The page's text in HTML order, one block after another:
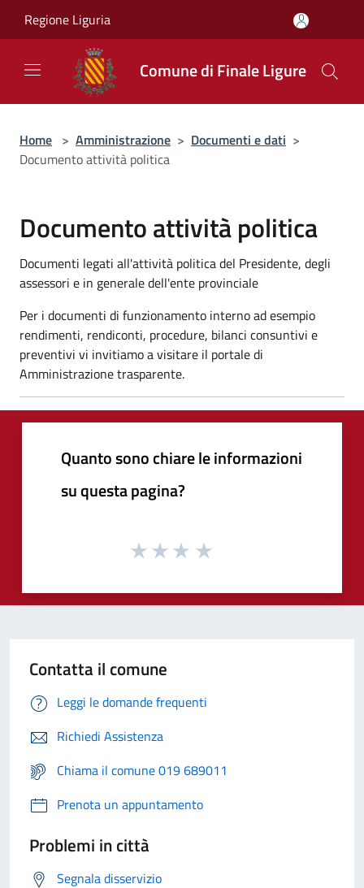
Regione Liguria
Comune di Finale Ligure
Home > Amministrazione > Documenti e dati >
Documento attività politica
Documento attività politica
Documenti legati all'attività politica del Presidente, degli
assessori e in generale dell'ente provinciale
Per i documenti di funzionamento interno ad esempio
rendimenti, rendiconti, procedure, bilanci consuntivi e
preventivi vi invitiamo a visitare il portale di
Amministrazione trasparente.
Quanto sono chiare le informazioni
su questa pagina?
Contatta il comune
Leggi le domande frequenti
Richiedi Assistenza
Chiama il comune 019 689011
Prenota un appuntamento
Problemi in città
Segnala disservizio